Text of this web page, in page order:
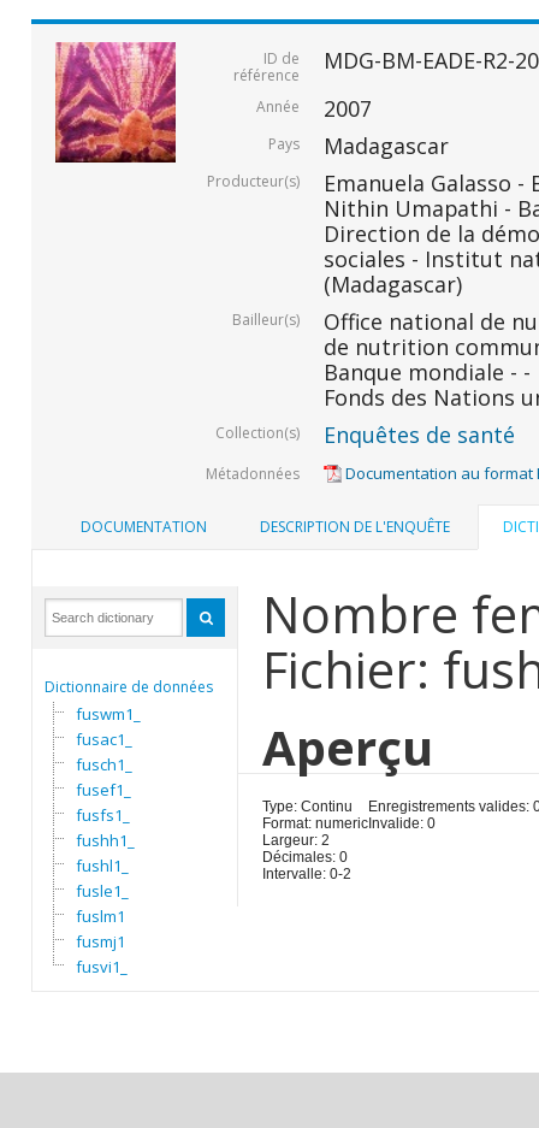
ID de
référence
MDG-BM-EADE-R2-
Année 2007
Pays Madagascar
Producteur(s)
Emanuela Galasso -
Nithin Umapathi -
Direction de la
sociales - Institut
(Madagascar)
Bailleur(s)
Office national de
de nutrition
Banque mondiale - -
Fonds des Nations
Collection(s) Enquêtes de santé
Métadonnées Documentation au format
DOCUMENTATION DESCRIPTION DE L'ENQUÊTE
Dictionnaire de données
fuswm1_
fusac1_
fusch1_
fusef1_
fusfs1_
fushh1_
fushl1_
fusle1_
fuslm1
fusmj1
fusvi1_
Nombre
Fichier:
Aperçu
Type: Continu
Format: numeric
Largeur: 2
Décimales: 0
Intervalle: 0-2
Enregistrements valides:
Invalide: 0